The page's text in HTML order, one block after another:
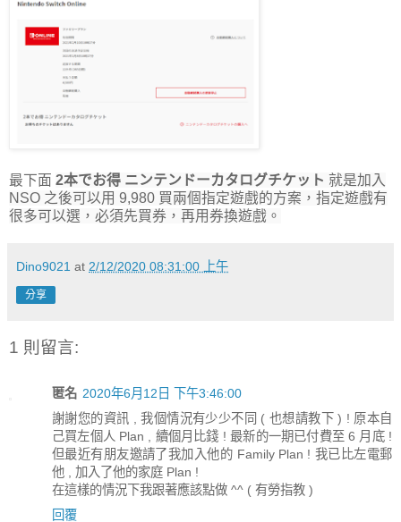
最下面 2本でお得 ニンテンドーカタログチケット 就是加入
NSO 之後可以用 9,980 買兩個指定遊戲的方案，指定遊戲有
很多可以選，必須先買券，再用券換遊戲。
Dino9021 at 2/12/2020 08:31:00 上午
分享
1 則留言:
匿名 2020年6月12日 下午3:46:00
謝謝您的資訊 , 我個情況有少少不同 ( 也想請教下 ) ! 原本自
己買左個人 Plan , 續個月比錢 ! 最新的一期已付費至 6 月底 !
但最近有朋友邀請了我加入他的 Family Plan ! 我已比左電郵
他 , 加入了他的家庭 Plan !
在這樣的情況下我跟著應該點做 ^^ ( 有勞指教 )
回覆